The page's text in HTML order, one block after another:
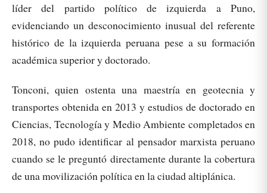
líder del partido político de izquierda a Puno,
evidenciando un desconocimiento inusual del referente
histórico de la izquierda peruana pese a su formación
académica superior y doctorado.
Tonconi, quien ostenta una maestría en geotecnia y
transportes obtenida en 2013 y estudios de doctorado en
Ciencias, Tecnología y Medio Ambiente completados en
2018, no pudo identificar al pensador marxista peruano
cuando se le preguntó directamente durante la cobertura
de una movilización política en la ciudad altiplánica.